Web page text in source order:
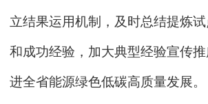
立结果运用机制，及时总结提炼
和成功经验，加大典型经验宣传
进全省能源绿色低碳高质量发展。